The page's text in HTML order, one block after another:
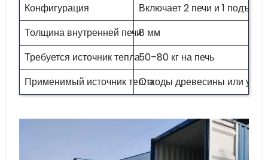
Конфигурация
Включает 2 печи и 1
Толщина внутренней печи8 мм
Требуется источник тепла50–80 кг на печь
Применимый источник теплаОтходы древесины или